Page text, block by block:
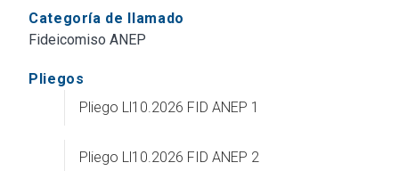
Categoría de llamado
Fideicomiso ANEP
Pliegos
Pliego Ll10.2026 FID ANEP 1
Pliego Ll10.2026 FID ANEP 2